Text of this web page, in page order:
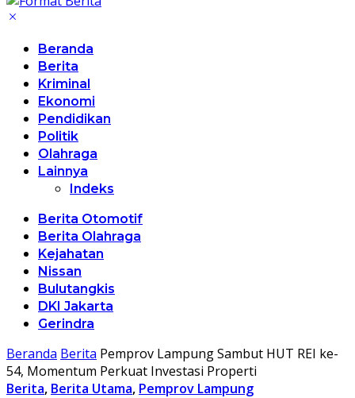
Beranda
Berita
Kriminal
Ekonomi
Pendidikan
Politik
Olahraga
Lainnya
Indeks
Berita Otomotif
Berita Olahraga
Kejahatan
Nissan
Bulutangkis
DKI Jakarta
Gerindra
Beranda Berita Pemprov Lampung Sambut HUT REI ke-
54, Momentum Perkuat Investasi Properti
Berita, Berita Utama, Pemprov Lampung